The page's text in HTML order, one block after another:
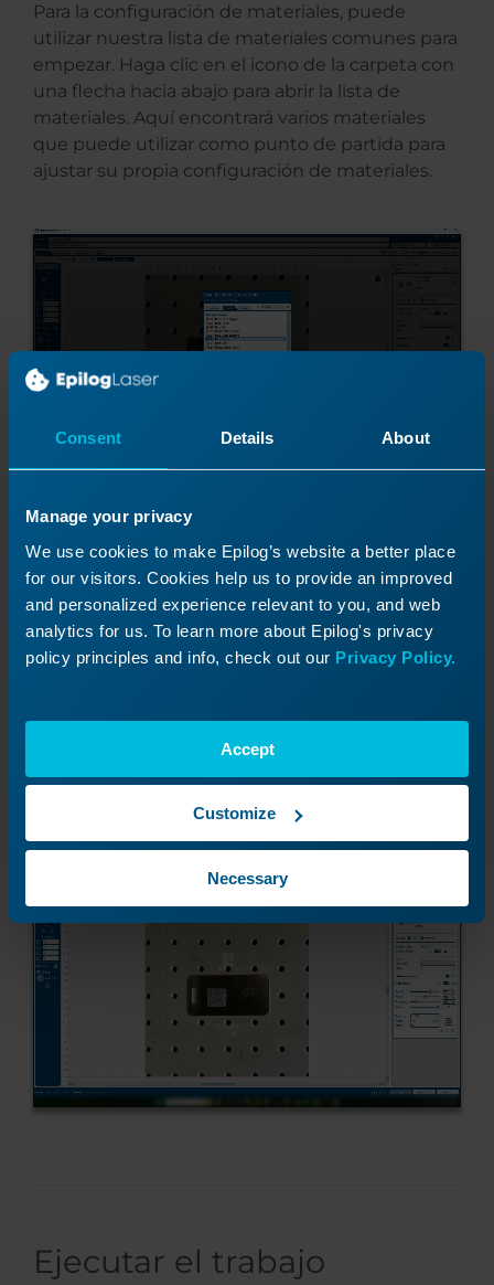
Consent Details About
Manage your privacy
We use cookies to make Epilog’s website a better place
for our visitors. Cookies help us to provide an improved
and personalized experience relevant to you, and web
analytics for us. To learn more about Epilog's privacy
policy principles and info, check out our Privacy Policy.
Accept
Customize
Necessary
Para la configuración de materiales, puede
utilizar nuestra lista de materiales comunes para
empezar. Haga clic en el icono de la carpeta con
una flecha hacia abajo para abrir la lista de
materiales. Aquí encontrará varios materiales
que puede utilizar como punto de partida para
ajustar su propia configuración de materiales.
Seleccione la configuración para la lente
adecuada, en este caso F254, y el tipo de marca
que desea obtener. Para esta etiqueta,
queremos una marca pulida en blanco. Haga clic
en el botón Importar para utilizar esta
configuración.
Podemos ajustar fácilmente estos parámetros
según sea necesario e imprimir el archivo en la
Ejecutar el trabajo